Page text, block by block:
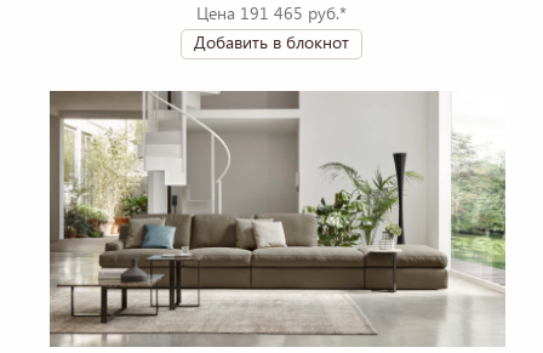
Цена 191 465 руб.*
Добавить в блокнот